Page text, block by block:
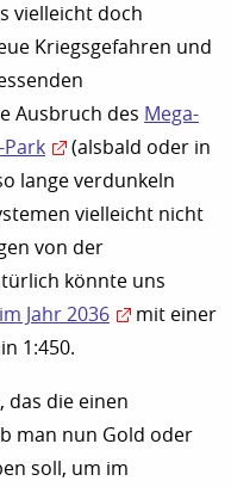
vielleicht doch
Kriegsgefahren und
Ausbruch des Mega-
(alsbald oder in
lange verdunkeln
vielleicht nicht
von der
könnte uns
im Jahr 2036
mit einer
1:450.
das die einen
man nun Gold oder
soll, um im